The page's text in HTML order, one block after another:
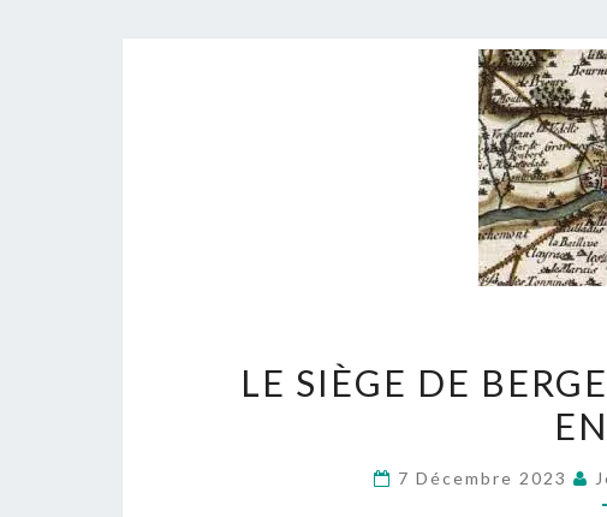
LE SIÈGE DE
7 Décembre 2023